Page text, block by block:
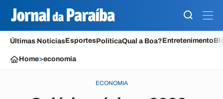
Últimas NotíciasEsportesPolíticaQual a Boa?Entretenimento
Home>economia
ECONOMIA